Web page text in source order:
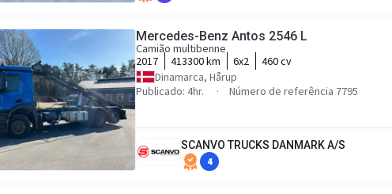
Mercedes-Benz Antos 2546 L
Camião multibenne
2017
413300 km 6x2
460 cv
Dinamarca, Hårup
Publicado: 4hr.
Número de referência 7795
SCANVO TRUCKS DANMARK A/S
4